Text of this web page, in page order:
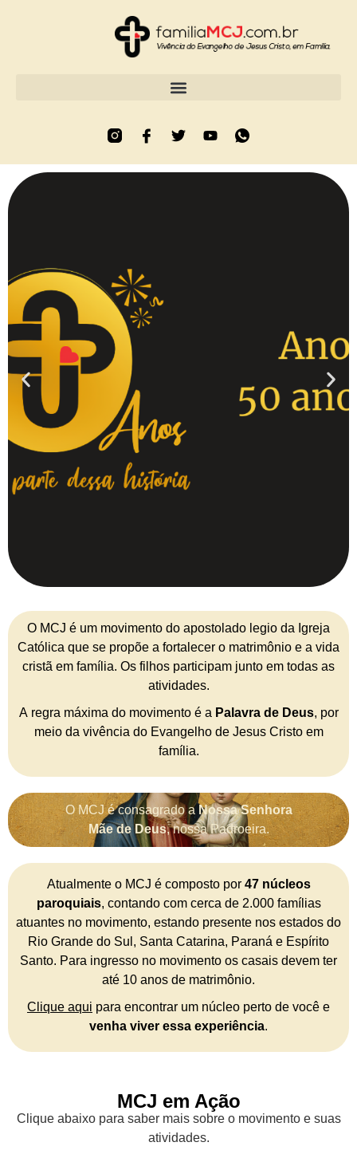
O MCJ é um movimento do apostolado legio da Igreja
Católica que se propõe a fortalecer o matrimônio e a vida
cristã em família. Os filhos participam junto em todas as
atividades.
A regra máxima do movimento é a Palavra de Deus, por
meio da vivência do Evangelho de Jesus Cristo em
família.
O MCJ é consagrado a Nossa Senhora
Mãe de Deus, nossa Padroeira.
Atualmente o MCJ é composto por 47 núcleos
paroquiais, contando com cerca de 2.000 famílias
atuantes no movimento, estando presente nos estados do
Rio Grande do Sul, Santa Catarina, Paraná e Espírito
Santo. Para ingresso no movimento os casais devem ter
até 10 anos de matrimônio.
Clique aqui para encontrar um núcleo perto de você e
venha viver essa experiência.
MCJ em Ação
Clique abaixo para saber mais sobre o movimento e suas
atividades.